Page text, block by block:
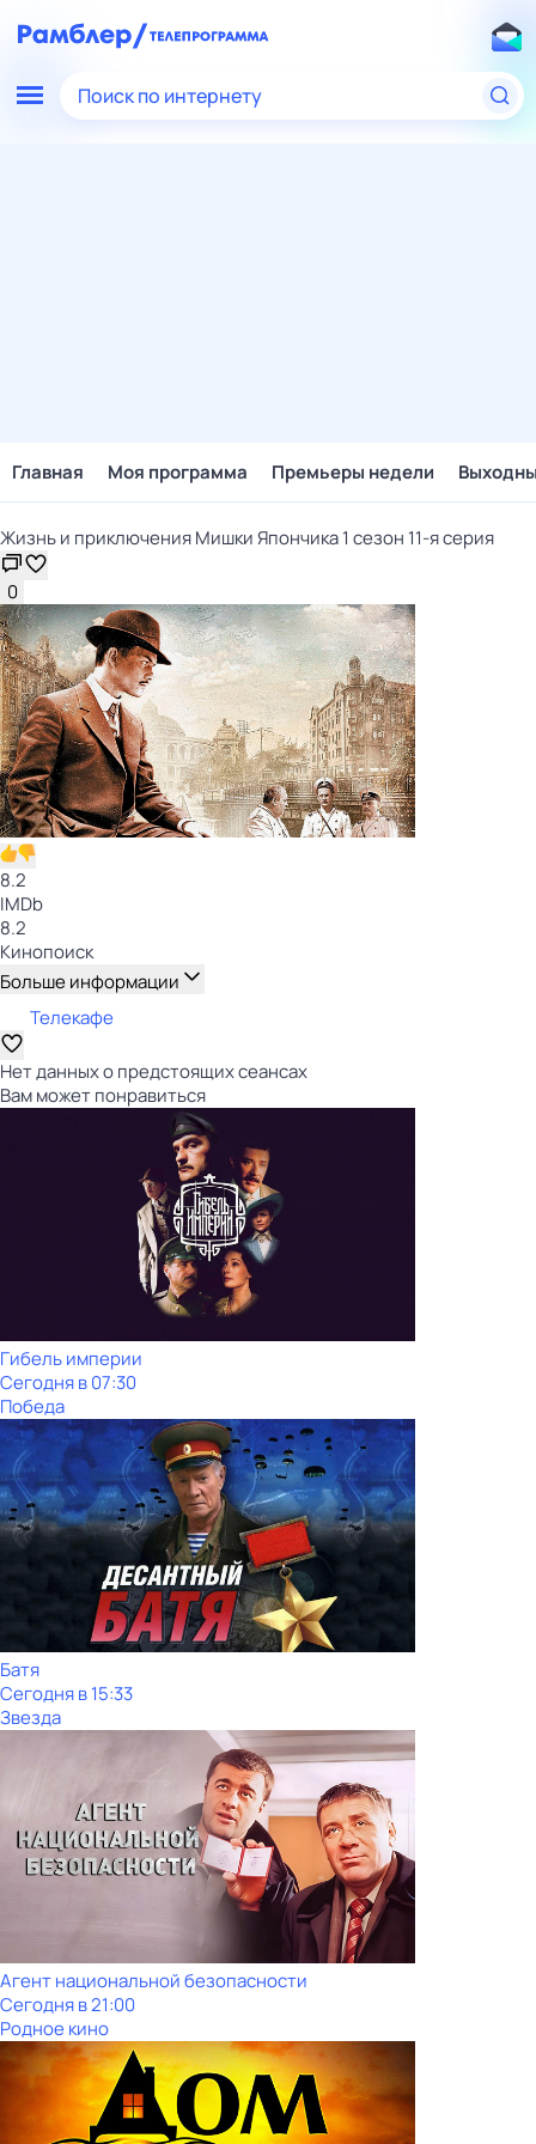
Поиск по интернету
Главная Моя программа Премьеры недели
Жизнь и приключения Мишки Япончика 1 сезон 11-я серия
0
8.2
IMDb
8.2
Кинопоиск
Больше информации
Телекафе
Нет данных о предстоящих сеансах
Вам может понравиться
Гибель империи
Сегодня в 07:30
Победа
Батя
Сегодня в 15:33
Звезда
Агент национальной безопасности
Сегодня в 21:00
Родное кино